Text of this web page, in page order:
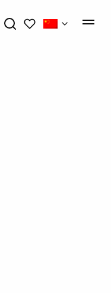
我的心愿单